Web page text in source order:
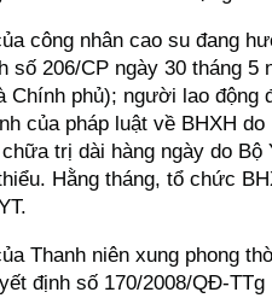
công nhân cao su đang
số 206/CP ngày 30 tháng 5
Chính phủ); người lao động
của pháp luật về BHXH do
trị dài hàng ngày do Bộ
Hằng tháng, tổ chức
Thanh niên xung phong
định số 170/2008/QĐ-TTg